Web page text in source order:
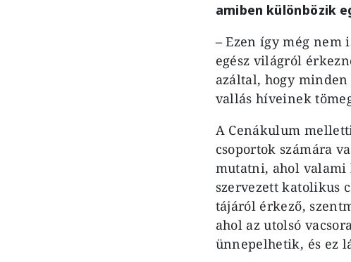
amiben különbözik
– Ezen így még nem
egész világról
azáltal, hogy
vallás híveinek
A Cenákulum
csoportok számára
mutatni, ahol valami
szervezett katolikus
tájáról érkező,
ahol az utolsó
ünnepelhetik, és ez